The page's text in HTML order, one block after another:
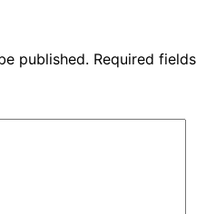
published. Required fields